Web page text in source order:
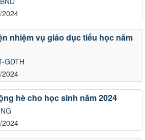
2024
GDTH
2024
nhiệm vụ giáo dục tiểu học năm
2024
hè cho học sinh năm 2024